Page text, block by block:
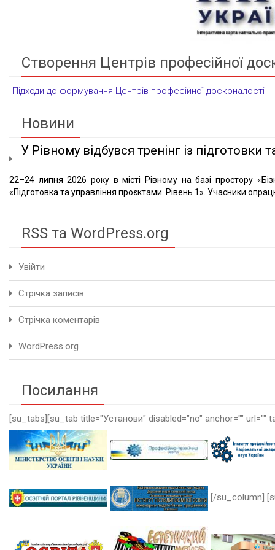
Створення Центрів професійної
Підходи до формування Центрів професійної досконалості
Новини
У Рівному відбувся тренінг із підготовки
22–24 липня 2026 року в місті Рівному на базі простору
«Підготовка та управління проєктами. Рівень 1». Учасники
RSS та WordPress.org
Увійти
Стрічка записів
Стрічка коментарів
WordPress.org
Посилання
[su_tabs][su_tab title="Установи" disabled="no" anchor=""
[/su_column]